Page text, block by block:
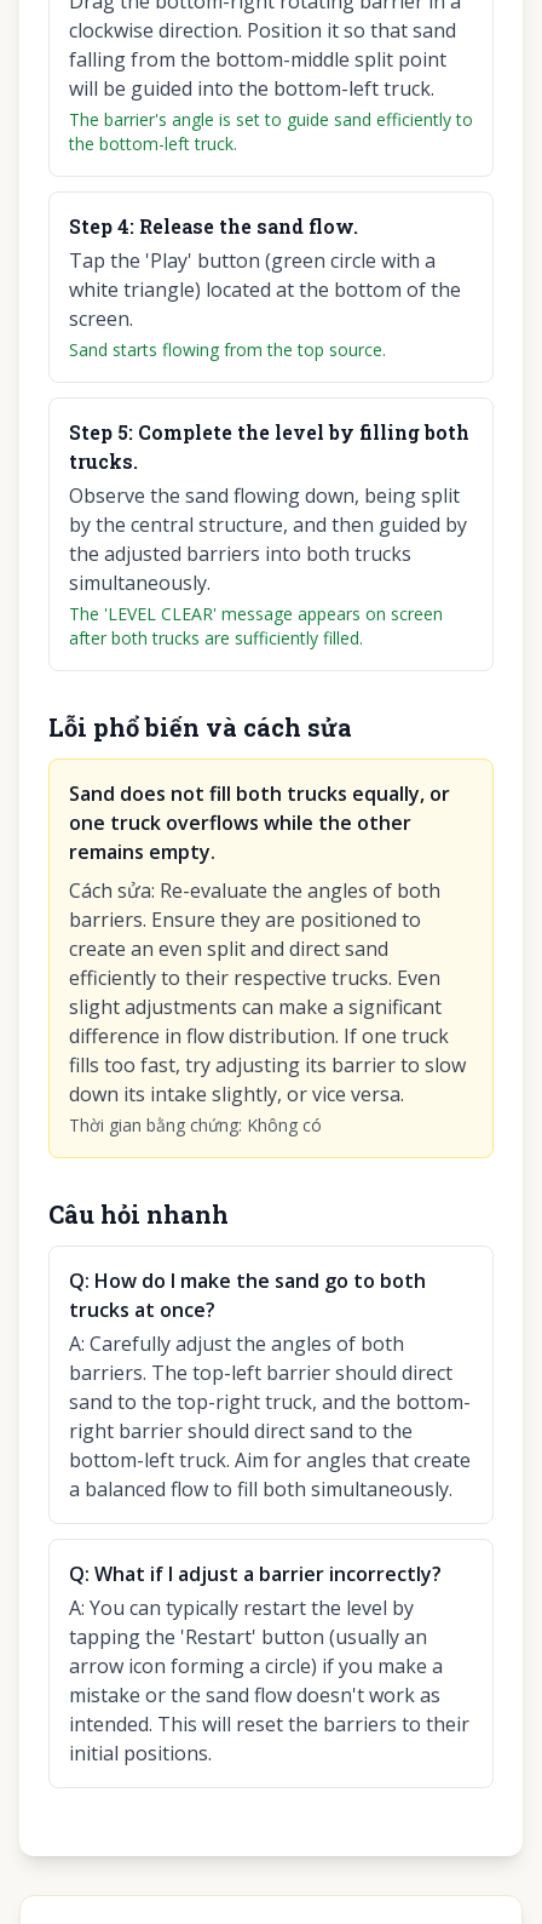
clockwise direction. Position it so that sand
falling from the bottom-middle split point
will be guided into the bottom-left truck.
The barrier's angle is set to guide sand efficiently to
the bottom-left truck.
Step4: Release the sand flow.
Tap the 'Play' button (green circle with a
white triangle) located at the bottom of the
screen.
Sand starts flowing from the top source.
Step 5: Complete the level by filling both
trucks.
Observe the sand flowing down, being split
by the central structure, and then guided by
the adjusted barriers into both trucks
simultaneously.
The 'LEVEL CLEAR' message appears on screen
after both trucks are sufficiently filled.
Lỗi phổ biến và cách sửa
Sand does not fill both trucks equally, or
one truck overflows while the other
remains empty.
Cách sửa: Re-evaluate the angles of both
barriers. Ensure they are positioned to
create an even split and direct sand
efficiently to their respective trucks. Even
slight adjustments can make a significant
difference in flow distribution. If one truck
fills too fast, try adjusting its barrier to slow
down its intake slightly, or vice versa.
Thời gian bằng chứng: Không có
Câu hỏi nhanh
Q: How do I make the sand go to both
trucks at once?
A: Carefully adjust the angles of both
barriers. The top-left barrier should direct
sand to the top-right truck, and the bottom-
right barrier should direct sand to the
bottom-left truck. Aim for angles that create
a balanced flow to fill both simultaneously.
Q: What if I adjust a barrier incorrectly?
A: You can typically restart the level by
tapping the 'Restart' button (usually an
arrow icon forming a circle) if you make a
mistake or the sand flow doesn't work as
intended. This will reset the barriers to their
initial positions.